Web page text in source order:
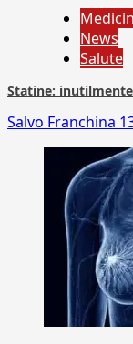
News
Salute
Statine:
Salvo Franchina